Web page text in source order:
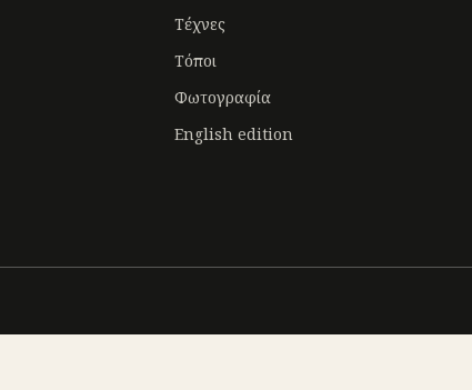
Τέχνες
Τόποι
Φωτογραφία
English edition